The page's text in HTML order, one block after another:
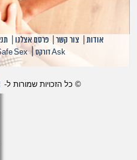
אודות צור קשר |פרסם אצלנו |
Ask דורקס |
Sex
© כל הזכויות שמורות ל-